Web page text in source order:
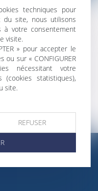
judiciaires, expertises
expertise médicale,
et civile, Conflit de
victimes d’infractions
techniques pour
du site, nous utilisons
à votre consentement
visite.
» pour accepter le
sur « CONFIGURER
nécessitant votre
(cookies statistiques),
site.
REFUSER